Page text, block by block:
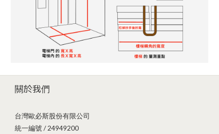
關於我們
台灣歐必斯股份有限公司
統一編號 / 24949200